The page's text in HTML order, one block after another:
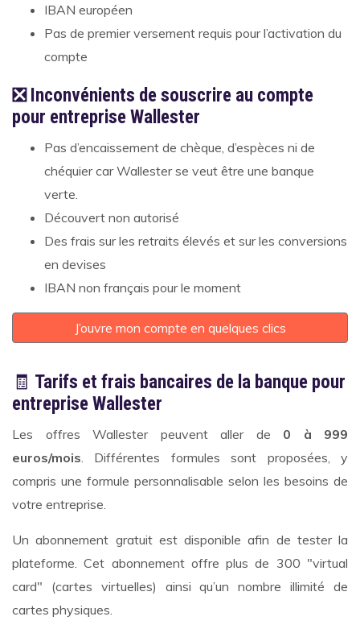
IBAN européen
Pas de premier versement requis pour l’activation du
compte
❎ Inconvénients de souscrire au compte
pour entreprise Wallester
Pas d’encaissement de chèque, d’espèces ni de
chéquier car Wallester se veut être une banque
verte.
Découvert non autorisé
Des frais sur les retraits élevés et sur les conversions
en devises
IBAN non français pour le moment
J’ouvre mon compte en quelques clics
🧾 Tarifs et frais bancaires de la banque pour
entreprise Wallester
Les offres Wallester peuvent aller de 0 à 999
euros/mois. Différentes formules sont proposées, y
compris une formule personnalisable selon les besoins de
votre entreprise.
Un abonnement gratuit est disponible afin de tester la
plateforme. Cet abonnement offre plus de 300 "virtual
card" (cartes virtuelles) ainsi qu’un nombre illimité de
cartes physiques.